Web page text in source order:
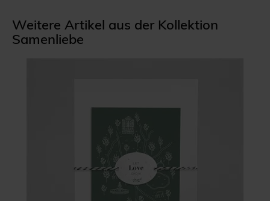
Weitere Artikel aus der Kollektion
Samenliebe